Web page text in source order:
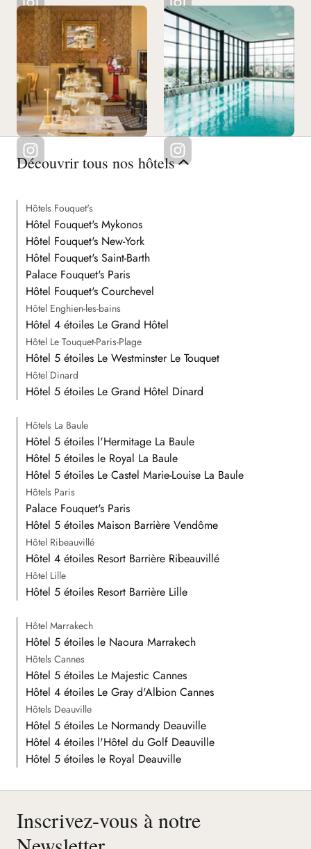
Découvrir tous nos hôtels
Hôtels Fouquet's
Hôtel Fouquet's Mykonos
Hôtel Fouquet's New-York
Hôtel Fouquet's Saint-Barth
Palace Fouquet's Paris
Hôtel Fouquet's Courchevel
Hôtel Enghien-les-bains
Hôtel 4 étoiles Le Grand Hôtel
Hôtel Le Touquet-Paris-Plage
Hôtel 5 étoiles Le Westminster Le Touquet
Hôtel Dinard
Hôtel 5 étoiles Le Grand Hôtel Dinard
Hôtels La Baule
Hôtel 5 étoiles l'Hermitage La Baule
Hôtel 5 étoiles le Royal La Baule
Hôtel 5 étoiles Le Castel Marie-Louise La Baule
Hôtels Paris
Palace Fouquet's Paris
Hôtel 5 étoiles Maison Barrière Vendôme
Hôtel Ribeauvillé
Hôtel 4 étoiles Resort Barrière Ribeauvillé
Hôtel Lille
Hôtel 5 étoiles Resort Barrière Lille
Hôtel Marrakech
Hôtel 5 étoiles le Naoura Marrakech
Hôtels Cannes
Hôtel 5 étoiles Le Majestic Cannes
Hôtel 4 étoiles Le Gray d'Albion Cannes
Hôtels Deauville
Hôtel 5 étoiles Le Normandy Deauville
Hôtel 4 étoiles l'Hôtel du Golf Deauville
Hôtel 5 étoiles le Royal Deauville
Inscrivez-vous à notre